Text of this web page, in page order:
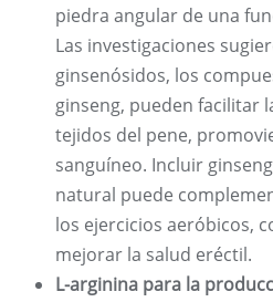
piedra angular de una
Las investigaciones
ginsenósidos, los
ginseng, pueden facilitar
tejidos del pene,
sanguíneo. Incluir
natural puede
los ejercicios aeróbicos,
mejorar la salud eréctil.
L-arginina para la